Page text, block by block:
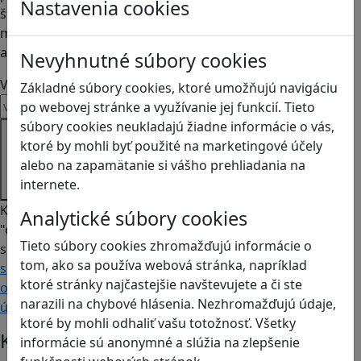
Nastavenia cookies
Nevyhnutné súbory cookies
Základné súbory cookies, ktoré umožňujú navigáciu
po webovej stránke a využívanie jej funkcií. Tieto
súbory cookies neukladajú žiadne informácie o vás,
ktoré by mohli byť použité na marketingové účely
alebo na zapamätanie si vášho prehliadania na
internete.
Analytické súbory cookies
Tieto súbory cookies zhromažďujú informácie o
tom, ako sa používa webová stránka, napríklad
ktoré stránky najčastejšie navštevujete a či ste
narazili na chybové hlásenia. Nezhromažďujú údaje,
ktoré by mohli odhaliť vašu totožnosť. Všetky
informácie sú anonymné a slúžia na zlepšenie
študentov
motivujúce
a prínosné.
Váš email
Prihláste
sa k
odberu
Kliknutím na
"odoberať"
súhlasíte so
spracovaním
osobných
údajov.
Kontakt